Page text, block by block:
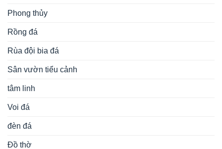
Phong thủy
Rồng đá
Rùa đội bia đá
Sân vườn tiểu cảnh
tâm linh
Voi đá
đèn đá
Đồ thờ